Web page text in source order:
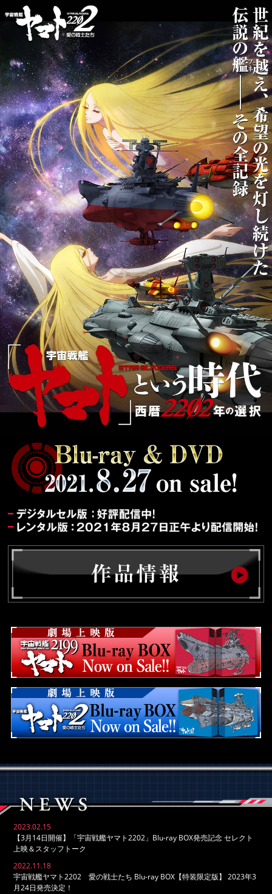
2023.02.15
【3月14日開催】「宇宙戦艦ヤマト2202」Blu-ray BOX発売記念 セレクト
上映＆スタッフトーク
2022.11.18
宇宙戦艦ヤマト2202 愛の戦士たち Blu-ray BOX【特装限定版】 2023年3
月24日発売決定！